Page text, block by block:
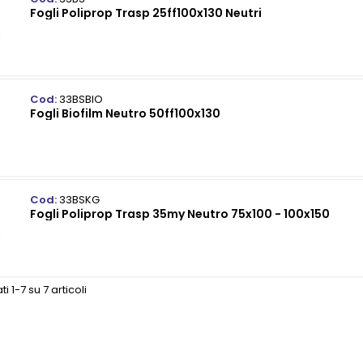
Fogli Poliprop Trasp 25ff100x130 Neutri
Cod:33BSBIO
Fogli Biofilm Neutro 50ff100x130
Cod:33BSKG
Fogli Poliprop Trasp 35my Neutro 75x100 - 100x150
1-7 su 7 articoli